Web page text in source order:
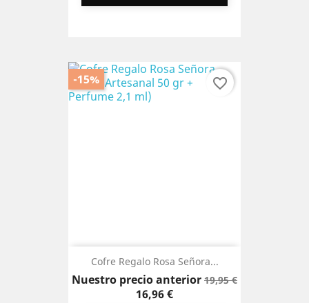
Cofre Regalo Rosa Señora...
Nuestro precio anteriorPrecio
19,95 €Precio
16,96 €
-15% favorite_border